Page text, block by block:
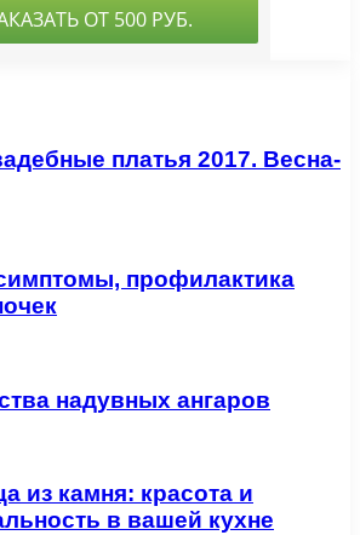
платья 2017. Весна-
профилактика
надувных ангаров
из камня: красота и
в вашей кухне